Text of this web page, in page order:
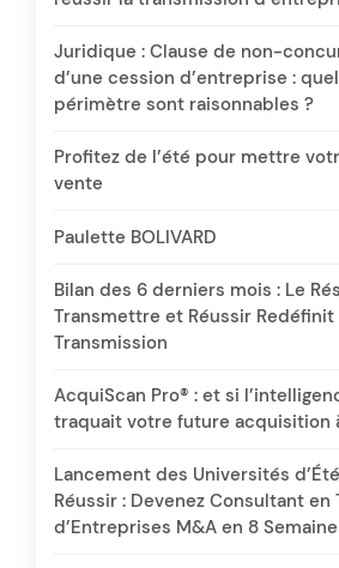
Juridique : Clause de non-
d’une cession d’entreprise :
périmètre sont raisonnables ?
Profitez de l’été pour mettre
vente
Paulette BOLIVARD
Bilan des 6 derniers mois : Le
Transmettre et Réussir
Transmission
AcquiScan Pro® : et si
traquait votre future acquisition
Lancement des Universités
Réussir : Devenez Consultant en
d’Entreprises M&A en 8